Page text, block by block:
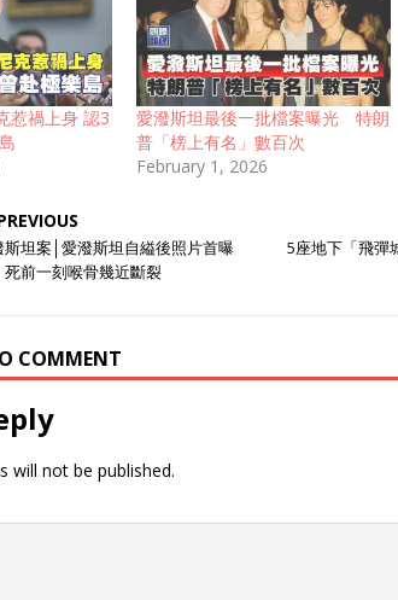
惹禍上身 認3
愛潑斯坦最後一批檔案曝光 特朗
普「榜上有名」數百次
February 1, 2026
斯坦案│愛潑斯坦自縊後照片首曝
死前一刻喉骨幾近斷裂
5座地下「飛彈
COMMENT
will not be published.